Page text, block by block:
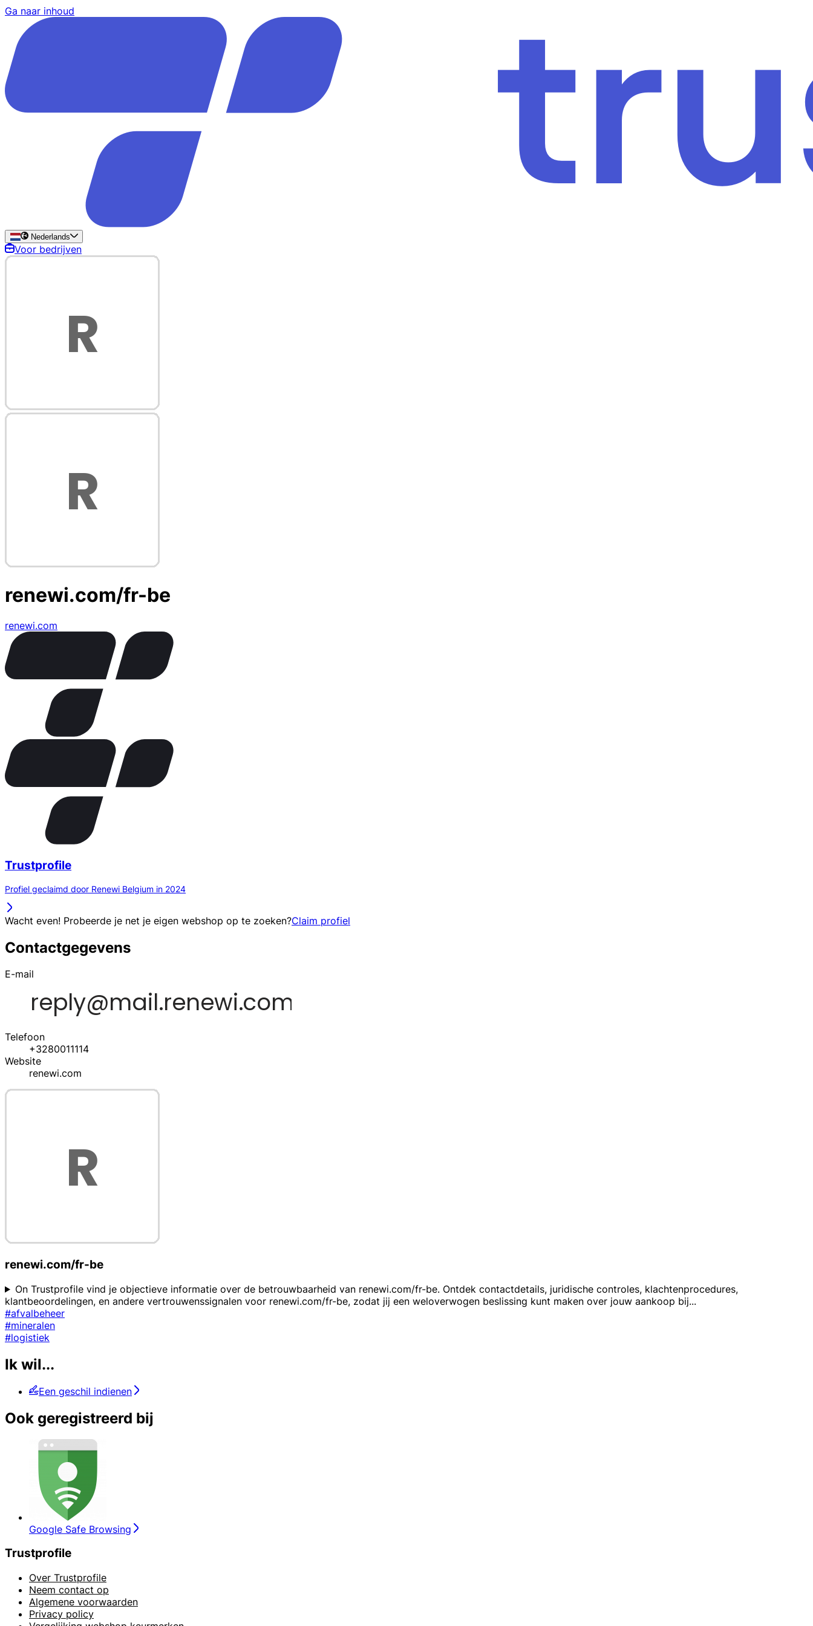
Ga naar inhoud
Nederlands
Voor bedrijven
renewi.com/fr-be
renewi.com
Trustprofile
Profiel geclaimd door Renewi Belgium in 2024
Wacht even! Probeerde je net je eigen webshop op te zoeken?Claim profiel
Contactgegevens
E-mail
Telefoon
+3280011114
Website
renewi.com
renewi.com/fr-be
On Trustprofile vind je objectieve informatie over de betrouwbaarheid van renewi.com/fr-be. Ontdek contactdetails, juridische controles, klachtenprocedures,
klantbeoordelingen, en andere vertrouwenssignalen voor renewi.com/fr-be, zodat jij een weloverwogen beslissing kunt maken over jouw aankoop bij...
#afvalbeheer
#mineralen
#logistiek
Ik wil...
Een geschil indienen
Ook geregistreerd bij
Google Safe Browsing
Trustprofile
Over Trustprofile
Neem contact op
Algemene voorwaarden
Privacy policy